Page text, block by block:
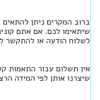
ברוב המקרים ניתן
שיתאימו לכם. אם אתם
לשלוח הודעה או להתקשר
אין תשלום עבור התאמות
שיצרנו אותן לפי המידה